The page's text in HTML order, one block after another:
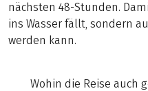
nächsten 48-Stunden.
ins Wasser fällt, sondern
werden kann.
Wohin die Reise auch